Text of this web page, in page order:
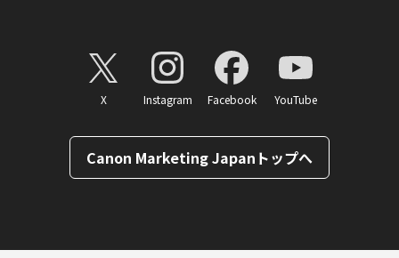
X Instagram Facebook YouTube
Canon Marketing Japanトップへ